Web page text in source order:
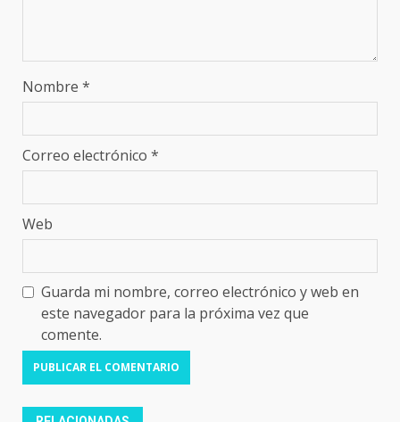
Nombre *
Correo electrónico *
Web
Guarda mi nombre, correo electrónico y web en
este navegador para la próxima vez que
comente.